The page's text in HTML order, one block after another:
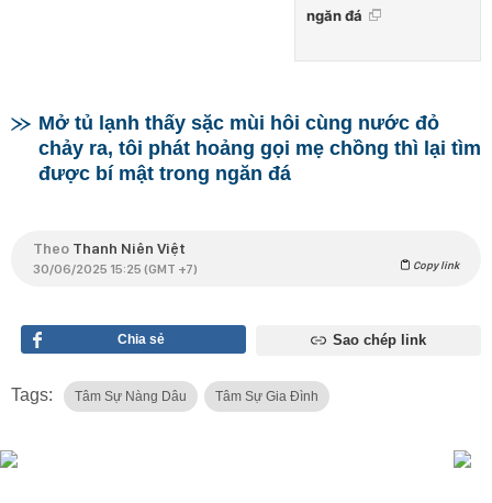
ngăn đá
Mở tủ lạnh thấy sặc mùi hôi cùng nước đỏ
chảy ra, tôi phát hoảng gọi mẹ chồng thì lại tìm
được bí mật trong ngăn đá
Theo Thanh Niên Việt
30/06/2025 15:25 (GMT +7) Copy link
Chia sẻ Sao chép link
Tags: Tâm Sự Nàng Dâu Tâm Sự Gia Đình